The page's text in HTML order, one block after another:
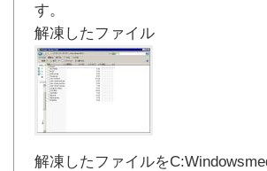
す。
解凍したファイル
解凍したファイルを